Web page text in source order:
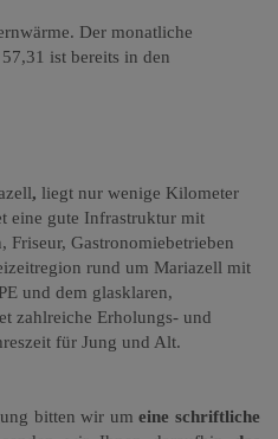
Der monatliche
ist bereits in den
, liegt nur wenige Kilometer
eine gute Infrastruktur mit
Gastronomiebetrieben
rund um Mariazell mit
und dem glasklaren,
zahlreiche Erholungs- und
für Jung und Alt.
bitten wir umeine schriftliche